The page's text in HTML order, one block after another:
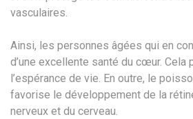
vasculaires.
Ainsi, les personnes âgées qui en
d’une excellente santé du cœur. Cela
l’espérance de vie. En outre, le
favorise le développement de la
nerveux et du cerveau.